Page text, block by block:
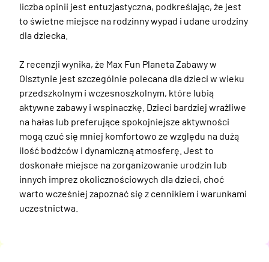
liczba opinii jest entuzjastyczna, podkreślając, że jest
to świetne miejsce na rodzinny wypad i udane urodziny
dla dziecka.
Z recenzji wynika, że Max Fun Planeta Zabawy w
Olsztynie jest szczególnie polecana dla dzieci w wieku
przedszkolnym i wczesnoszkolnym, które lubią
aktywne zabawy i wspinaczkę. Dzieci bardziej wrażliwe
na hałas lub preferujące spokojniejsze aktywności
mogą czuć się mniej komfortowo ze względu na dużą
ilość bodźców i dynamiczną atmosferę. Jest to
doskonałe miejsce na zorganizowanie urodzin lub
innych imprez okolicznościowych dla dzieci, choć
warto wcześniej zapoznać się z cennikiem i warunkami
uczestnictwa.